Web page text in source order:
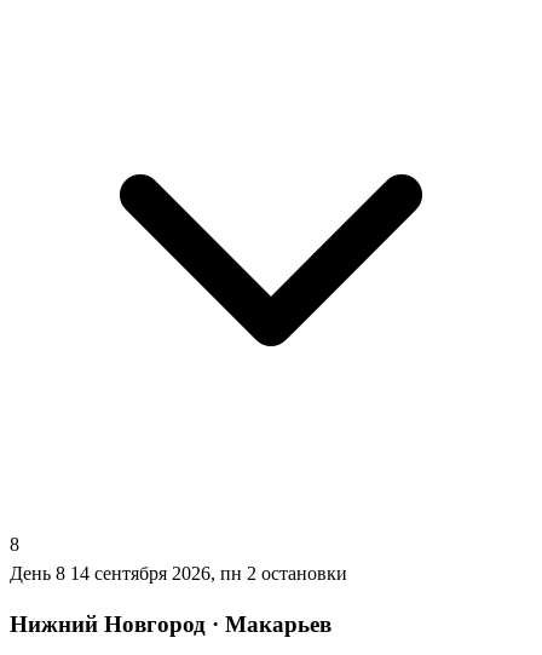
8
День 8 14 сентября 2026, пн 2 остановки
Нижний Новгород · Макарьев